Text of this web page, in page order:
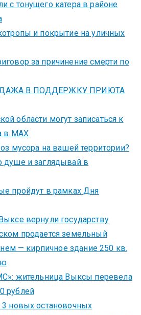
с тонущего катера в районе
и покрытие на уличных
за причинение смерти по
В ПОДДЕРЖКУ ПРИЮТА
области могут записаться к
в MAX
мусора на вашей территории?
душе и заглядывай в
пройдут в рамках Дня
вернули государству
продается земельный
нем — кирпичное здание 250 кв.
жительница Выксы перевела
рублей
новых остановочных